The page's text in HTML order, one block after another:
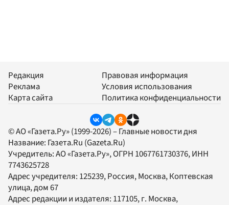
Редакция
Реклама
Карта сайта
Правовая информация
Условия использования
Политика конфиденциальности
© АО «Газета.Ру» (1999-2026) – Главные новости дня
Название: Газета.Ru (Gazeta.Ru)
Учредитель:АО «Газета.Ру», ОГРН 1067761730376, ИНН
7743625728
Адрес учредителя: 125239, Россия, Москва, Коптевская
улица, дом 67
Адрес редакции и издателя: 117105, г. Москва,